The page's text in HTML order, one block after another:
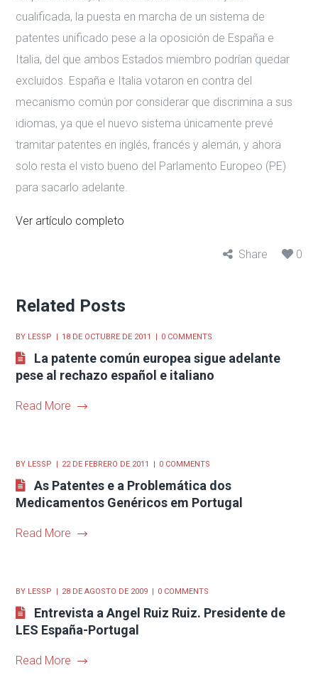
cualificada, la puesta en marcha de un sistema de
patentes unificado pese a la oposición de España e
Italia, del que ambos Estados miembro podrían quedar
excluidos. España e Italia votaron en contra del
mecanismo común por considerar que discrimina a sus
idiomas, ya que el nuevo sistema únicamente prevé
tramitar patentes en inglés, francés y alemán, y ahora
solo resta el visto bueno del Parlamento Europeo (PE)
para sacarlo adelante.
Ver artículo completo
Share 0
Related Posts
BY LESSP 18 DE OCTUBRE DE 2011 0 COMMENTS
La patente común europea sigue adelante
pese al rechazo español e italiano
Read More
BY LESSP 22 DE FEBRERO DE 2011 0 COMMENTS
As Patentes e a Problemática dos
Medicamentos Genéricos em Portugal
Read More
BY LESSP 28 DE AGOSTO DE 2009 0 COMMENTS
Entrevista a Angel Ruiz Ruiz. Presidente de
LES España-Portugal
Read More